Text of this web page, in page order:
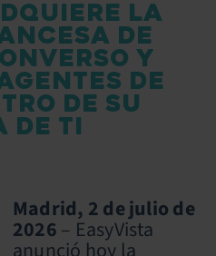
LA
DE
Y
DE
DE SU
DE TI
Madrid, 2 de julio de
2026– EasyVista